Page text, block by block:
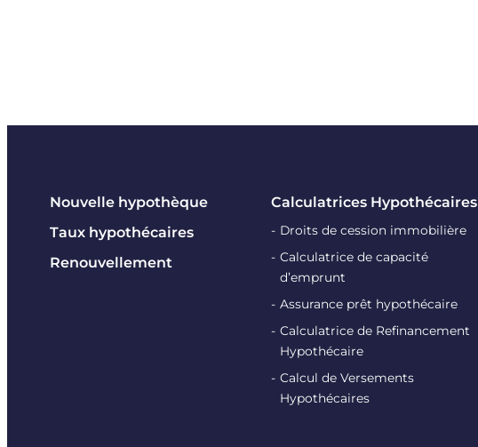
Nouvelle hypothèque
Taux hypothécaires
Renouvellement
Calculatrices Hypothécaires
Droits de cession immobilière
Calculatrice de capacité
d’emprunt
Assurance prêt hypothécaire
Calculatrice de Refinancement
Hypothécaire
Calcul de Versements
Hypothécaires